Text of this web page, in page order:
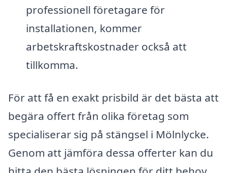
professionell företagare för
installationen, kommer
arbetskraftskostnader också att
tillkomma.
För att få en exakt prisbild är det bästa att
begära offert från olika företag som
specialiserar sig på stängsel i Mölnlycke.
Genom att jämföra dessa offerter kan du